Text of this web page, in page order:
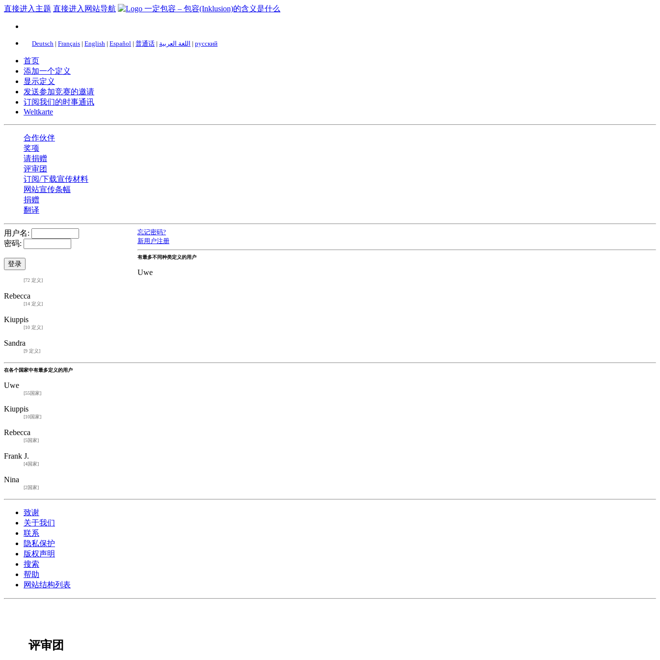
直接进入主题 直接进入网站导航
Deutsch | Français | English | Español | 普通话 | اللغة العربية | русский
首页
添加一个定义
显示定义
发送参加竞赛的邀请
订阅我们的时事通讯
Weltkarte
合作伙伴
奖项
请捐赠
评审团
订阅/下载宣传材料
网站宣传条幅
捐赠
翻译
用户名:
密码:
忘记密码?
新用户注册
有最多不同种类定义的用户
Uwe
[72 定义]
Rebecca
[14 定义]
Kiuppis
[10 定义]
Sandra
[9 定义]
在各个国家中有最多定义的用户
Uwe
[55国家]
Kiuppis
[10国家]
Rebecca
[5国家]
Frank J.
[4国家]
Nina
[2国家]
致谢
关于我们
联系
隐私保护
版权声明
搜索
帮助
网站结构列表
评审团